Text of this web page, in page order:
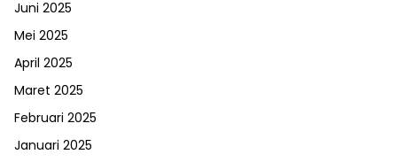
Juni 2025
Mei 2025
April 2025
Maret 2025
Februari 2025
Januari 2025